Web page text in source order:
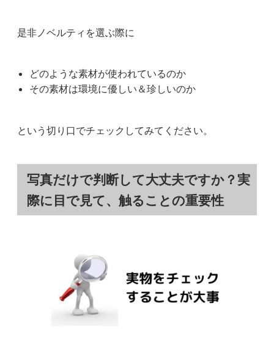
是非ノベルティを選ぶ際に
どのような素材が使われているのか
その素材は環境に優しい＆珍しいのか
という切り口でチェックしてみてください。
写真だけで判断して大丈夫ですか？実
際に目で見て、触ることの重要性